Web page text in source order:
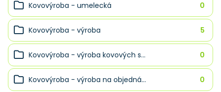
Kovovýroba - umelecká 0
Kovovýroba - výroba 5
Kovovýroba - výroba kovových s... 0
Kovovýroba - výroba na objedná... 0